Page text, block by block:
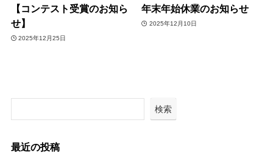
【コンテスト受賞のお知ら
せ】
2025年12月25日
年末年始休業のお知らせ
2025年12月10日
検索
最近の投稿